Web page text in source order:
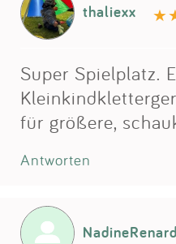
thaliexx
Super Spielplatz.
für größere,
Antworten
NadineRenard